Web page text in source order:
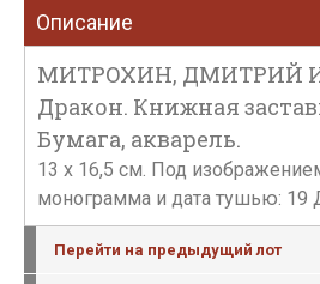
Описание
МИТРОХИН, ДМИТРИЙ
Дракон. Книжная
Бумага, акварель.
13 х 16,5 см. Под
монограмма и дата тушью: 19
Перейти на предыдущий лот